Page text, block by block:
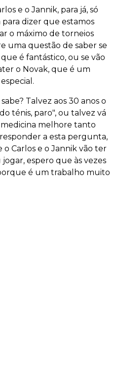
e o Jannik, para já, só
para dizer que estamos
o máximo de torneios
uma questão de saber se
que é fantástico, ou se vão
o Novak, que é um
Talvez aos 30 anos o
ténis, paro", ou talvez vá
medicina melhore tanto
a esta pergunta,
Carlos e o Jannik vão ter
espero que às vezes
é um trabalho muito